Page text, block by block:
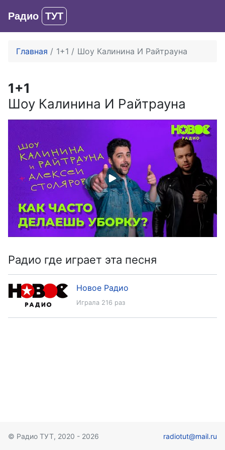
Радио ТУТ
Главная 1+1 Шоу Калинина И Райтрауна
1+1
Шоу Калинина И Райтрауна
Радио где играет эта песня
Играла 216 раз
Новое Радио
© Радио ТУТ, 2020 - 2026 radiotut@mail.ru